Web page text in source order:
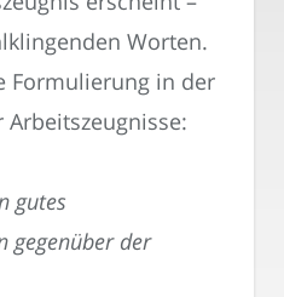
Worten.
Formulierung in der
gutes
gegenüber der